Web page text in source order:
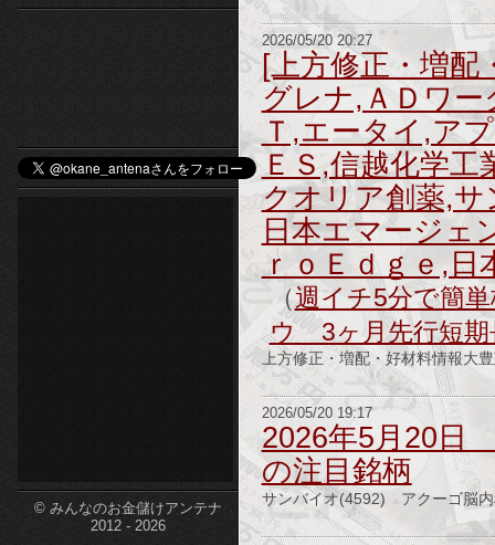
ラ
イ
ン
カ
ジ
ノ
etc-
© みんなのお金儲けアンテナ
2012 - 2026
2026/05/20 20:27
[上方修正・増
グレナ,ＡＤワ
Ｔ,エータイ,ア
ＥＳ,信越化学
クオリア創薬,サ
日本エマージェ
ｒｏＥｄｇｅ,
（週イチ5分で簡
ウ 3ヶ月先行短期
上方修正・増配・好材料情報大
2026/05/20 19:17
2026年5月20日
の注目銘柄
サンバイオ(4592) アクーゴ脳